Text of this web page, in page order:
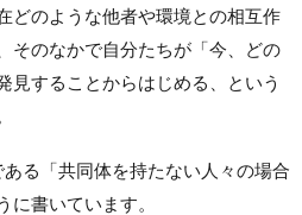
どのような他者や環境との相互作
そのなかで自分たちが「今、どの
見することからはじめる、という
る「共同体を持たない人々の場合
に書いています。